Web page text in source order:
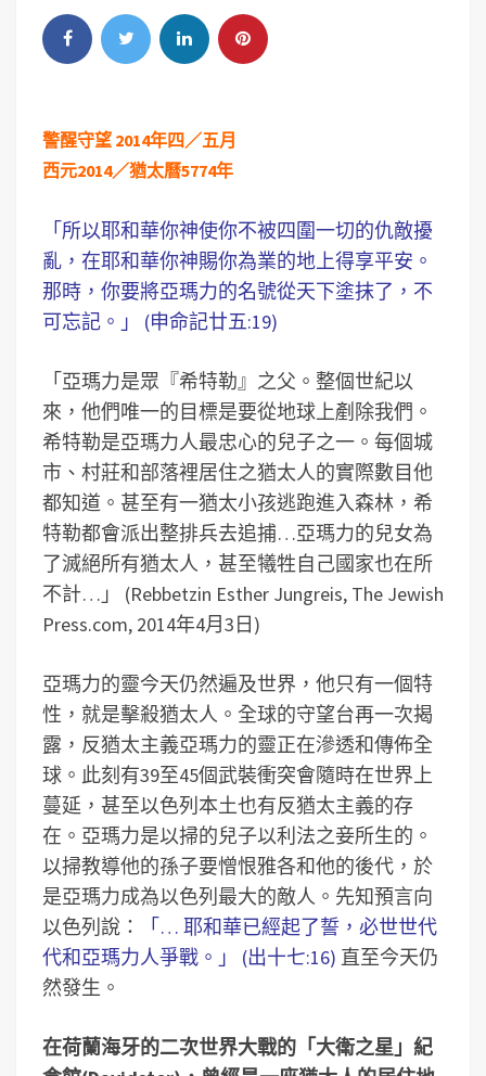
警醒守望 2014年四／五月
西元2014／猶太曆5774年
「所以耶和華你神使你不被四圍一切的仇敵擾
亂，在耶和華你神賜你為業的地上得享平安。
那時，你要將亞瑪力的名號從天下塗抹了，不
可忘記。」 (申命記廿五:19)
「亞瑪力是眾『希特勒』之父。整個世紀以
來，他們唯一的目標是要從地球上剷除我們。
希特勒是亞瑪力人最忠心的兒子之一。每個城
市、村莊和部落裡居住之猶太人的實際數目他
都知道。甚至有一猶太小孩逃跑進入森林，希
特勒都會派出整排兵去追捕…亞瑪力的兒女為
了滅絕所有猶太人，甚至犧牲自己國家也在所
不計…」 (Rebbetzin Esther Jungreis, The Jewish
Press.com, 2014年4月3日)
亞瑪力的靈今天仍然遍及世界，他只有一個特
性，就是擊殺猶太人。全球的守望台再一次揭
露，反猶太主義亞瑪力的靈正在滲透和傳佈全
球。此刻有39至45個武裝衝突會隨時在世界上
蔓延，甚至以色列本土也有反猶太主義的存
在。亞瑪力是以掃的兒子以利法之妾所生的。
以掃教導他的孫子要憎恨雅各和他的後代，於
是亞瑪力成為以色列最大的敵人。先知預言向
以色列說：
「… 耶和華已經起了誓，必世世代
代和亞瑪力人爭戰。」 (出十七:16) 直至今天仍
然發生。
在荷蘭海牙的二次世界大戰的「大衛之星」紀